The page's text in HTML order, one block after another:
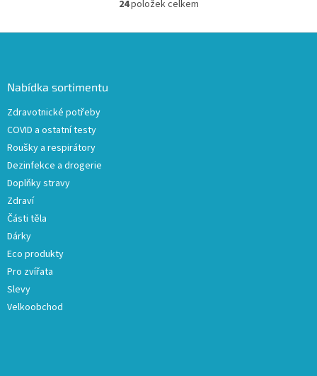
O
l
24položek celkem
Nabídka sortimentu
Zdravotnické potřeby
COVID a ostatní testy
Roušky a respirátory
Dezinfekce a drogerie
Doplňky stravy
Zdraví
Části těla
Dárky
Eco produkty
Pro zvířata
Slevy
Velkoobchod